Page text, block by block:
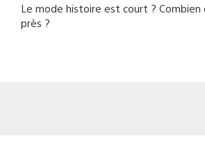
Le mode histoire est court ?
près ?